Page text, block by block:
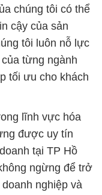
chúng tôi có thể
cậy của sản
tôi luôn nỗ lực
từng ngành
tối ưu cho khách
lĩnh vực hóa
được uy tín
tại TP Hồ
ngừng để trở
nghiệp và